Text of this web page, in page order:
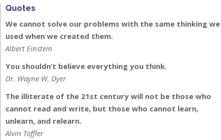
Quotes
We cannot solve our problems with the same thinking we
used when we created them.
Albert Einstein
You shouldn’t believe everything you think.
Dr. Wayne W. Dyer
The illiterate of the 21st century will not be those who
cannot read and write, but those who cannot learn,
unlearn, and relearn.
Alvin Toffler